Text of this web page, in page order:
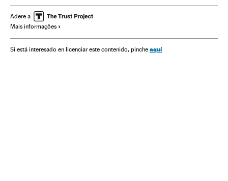
Eliminatórias Jogos futebol
Adere a
Mais informações
Si está interesado en licenciar este contenido, pinche aquí